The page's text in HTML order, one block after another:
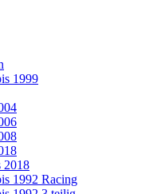
1999
2018
1992 Racing